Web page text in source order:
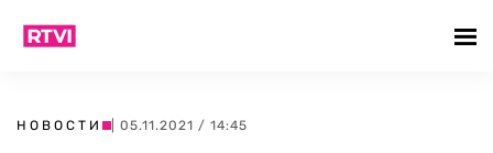
НОВОСТИ | 05.11.2021 / 14:45